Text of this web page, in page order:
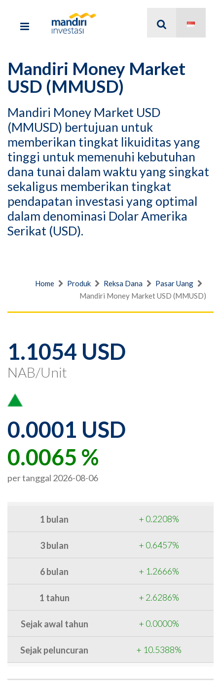
Mandiri Money Market
USD (MMUSD)
Mandiri Money Market USD
(MMUSD) bertujuan untuk
memberikan tingkat likuiditas yang
tinggi untuk memenuhi kebutuhan
dana tunai dalam waktu yang singkat
sekaligus memberikan tingkat
pendapatan investasi yang optimal
dalam denominasi Dolar Amerika
Serikat (USD).
Home Produk Reksa Dana
Pasar Uang
Mandiri Money Market USD (MMUSD)
1.1054 USD
NAB/Unit
0.0001 USD
0.0065 %
per tanggal 2026-08-06
+ 0.2208%
+ 0.6457%
+ 1.2666%
+ 2.6286%
+ 0.0000%
+ 10.5388%